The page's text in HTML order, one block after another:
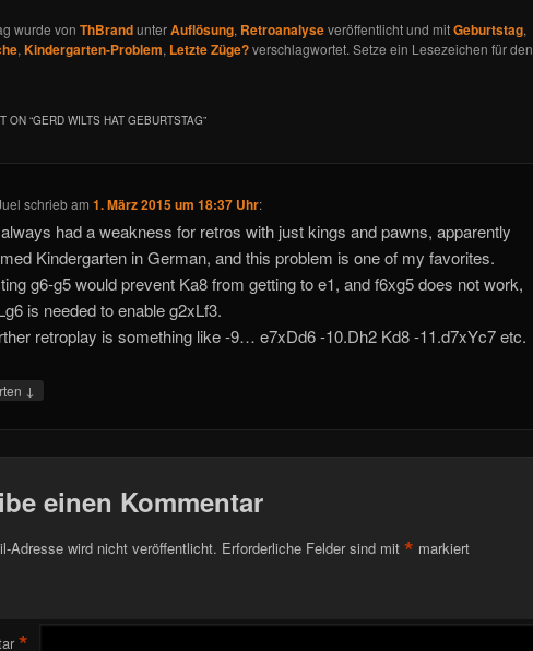
wurde von ThBrandunterAuflösung, Retroanalyseveröffentlicht und mitGeburtstag,
,Kindergarten-Problem, Letzte Züge?verschlagwortet. Setze ein Lesezeichen für den
ON “GERD WILTS HAT GEBURTSTAG”
schriebam1. März 2015 um 18:37 Uhr:
had a weakness for retros with just kings and pawns, apparently
Kindergarten in German, and this problem is one of my favorites.
g6-g5 would prevent Ka8 from getting to e1, and f6xg5 does not work,
is needed to enable g2xLf3.
retroplay is something like -9… e7xDd6 -10.Dh2 Kd8 -11.d7xYc7 etc.
↓
einen Kommentar
Adresse wird nicht veröffentlicht. Erforderliche Felder sind mit * markiert
*